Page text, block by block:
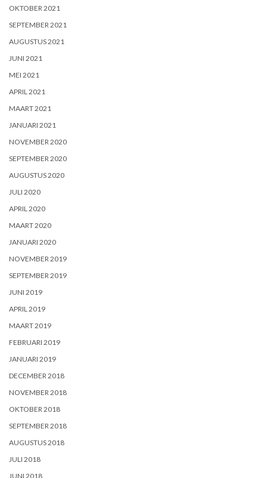
OKTOBER 2021
SEPTEMBER 2021
AUGUSTUS 2021
JUNI 2021
MEI 2021
APRIL 2021
MAART 2021
JANUARI 2021
NOVEMBER 2020
SEPTEMBER 2020
AUGUSTUS 2020
JULI 2020
APRIL 2020
MAART 2020
JANUARI 2020
NOVEMBER 2019
SEPTEMBER 2019
JUNI 2019
APRIL 2019
MAART 2019
FEBRUARI 2019
JANUARI 2019
DECEMBER 2018
NOVEMBER 2018
OKTOBER 2018
SEPTEMBER 2018
AUGUSTUS 2018
JULI 2018
JUNI 2018